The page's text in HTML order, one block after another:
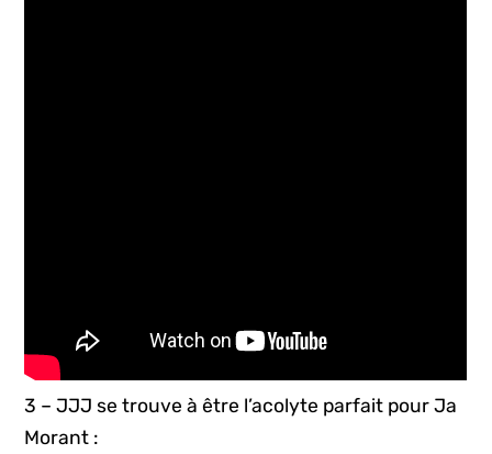
3 – JJJ se trouve à être l’acolyte parfait pour Ja
Morant :